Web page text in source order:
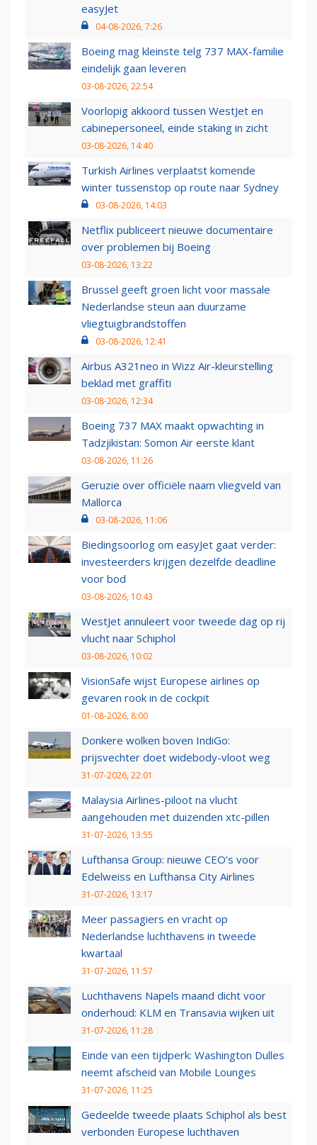
easyJet
04-08-2026, 7:26
Boeing mag kleinste telg 737 MAX-familie
eindelijk gaan leveren
03-08-2026, 22:54
Voorlopig akkoord tussen WestJet en
cabinepersoneel, einde staking in zicht
03-08-2026, 14:40
Turkish Airlines verplaatst komende
winter tussenstop op route naar Sydney
03-08-2026, 14:03
Netflix publiceert nieuwe documentaire
over problemen bij Boeing
03-08-2026, 13:22
Brussel geeft groen licht voor massale
Nederlandse steun aan duurzame
vliegtuigbrandstoffen
03-08-2026, 12:41
Airbus A321neo in Wizz Air-kleurstelling
beklad met graffiti
03-08-2026, 12:34
Boeing 737 MAX maakt opwachting in
Tadzjikistan: Somon Air eerste klant
03-08-2026, 11:26
Geruzie over officiële naam vliegveld van
Mallorca
03-08-2026, 11:06
Biedingsoorlog om easyJet gaat verder:
investeerders krijgen dezelfde deadline
voor bod
03-08-2026, 10:43
WestJet annuleert voor tweede dag op rij
vlucht naar Schiphol
03-08-2026, 10:02
VisionSafe wijst Europese airlines op
gevaren rook in de cockpit
01-08-2026, 8:00
Donkere wolken boven IndiGo:
prijsvechter doet widebody-vloot weg
31-07-2026, 22:01
Malaysia Airlines-piloot na vlucht
aangehouden met duizenden xtc-pillen
31-07-2026, 13:55
Lufthansa Group: nieuwe CEO’s voor
Edelweiss en Lufthansa City Airlines
31-07-2026, 13:17
Meer passagiers en vracht op
Nederlandse luchthavens in tweede
kwartaal
31-07-2026, 11:57
Luchthavens Napels maand dicht voor
onderhoud: KLM en Transavia wijken uit
31-07-2026, 11:28
Einde van een tijdperk: Washington Dulles
neemt afscheid van Mobile Lounges
31-07-2026, 11:25
Gedeelde tweede plaats Schiphol als best
verbonden Europese luchthaven